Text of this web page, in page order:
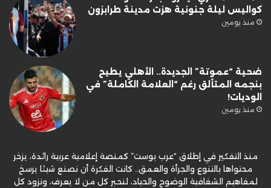
كواليس ليلة جنونية هزت مدينة طرابزون
منذ يومين
ضحية “عموتة” الجديدة.. الأهلي يطيح
بنجمه المتألق رغم “العلامة الكاملة” في
الوديات!
منذ يومين
منذ التفكير في إطلاق “عرب بوست” كمنصة إعلامية عربية رائدة، يزخر
محتواها بالتنوع والجرأة والعمق.. كانت الفكرة أن نصنع شيئا يرسخ
لمفاهيم الشفافية الوضوح والحياد، لنحبر كل من لا يعرف، ونزود كل